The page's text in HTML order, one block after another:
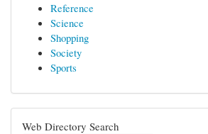
Reference
Science
Shopping
Society
Sports
Web Directory Search